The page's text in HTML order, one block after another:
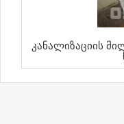
Კანალიზაციის